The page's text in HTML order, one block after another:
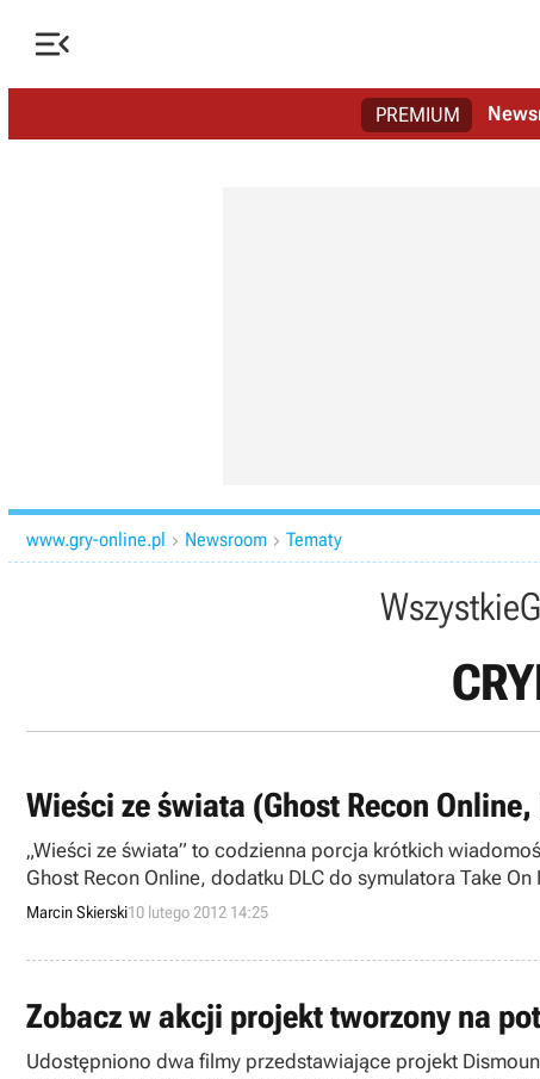

PREMIUM
www.gry-online.pl  Newsroom  Tematy
Wszystkie
Wieści ze świata (Ghost Recon
„Wieści ze świata” to codzienna porcja krótkich
Ghost Recon Online, dodatku DLC do symulatora Take
Marcin Skierski10 lutego 2012 14:25
Zobacz w akcji projekt tworzony na
Udostępniono dwa filmy przedstawiające projekt